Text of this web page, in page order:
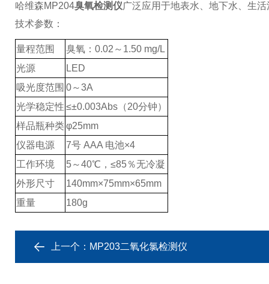
哈维森MP204臭氧检测仪广泛应用于地表水、地下水、生
技术参数：
量程范围 臭氧 ： 0.02～1.50 mg/L
光源
LED
吸光度范围 0～3A
光学稳定性 ≤±0.003Abs（20分钟）
样品瓶种类φ25mm
仪器电源
7号 AAA 电池×4
工作环境
5～40℃，≤85％无冷凝
外形尺寸
140mm×75mm×65mm
重量
180g
上一个： MP203二氧化氯检测仪